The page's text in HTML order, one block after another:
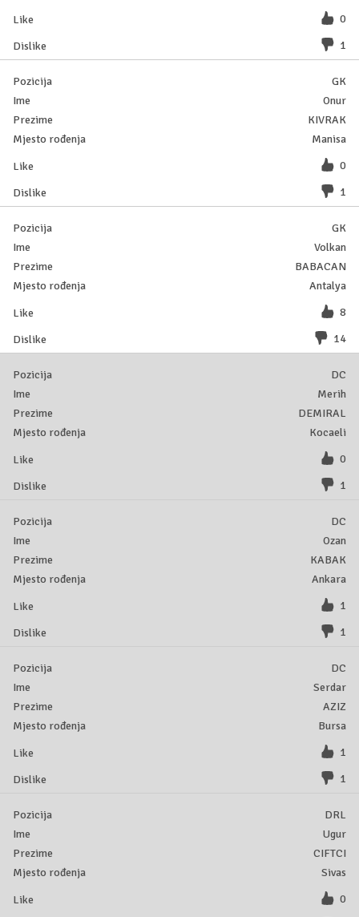
0
1
GK
Onur
KIVRAK
Manisa
0
1
GK
Volkan
BABACAN
Antalya
8
14
DC
Merih
DEMIRAL
Kocaeli
0
1
DC
Ozan
KABAK
Ankara
1
1
DC
Serdar
AZIZ
Bursa
1
1
DRL
Ugur
CIFTCI
Sivas
0